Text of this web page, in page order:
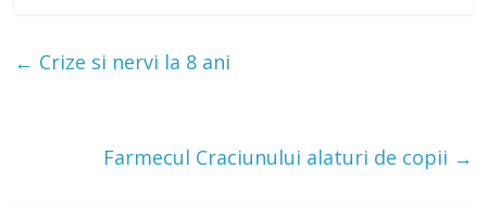
← Crize si nervi la 8 ani
Farmecul Craciunului alaturi de copii →